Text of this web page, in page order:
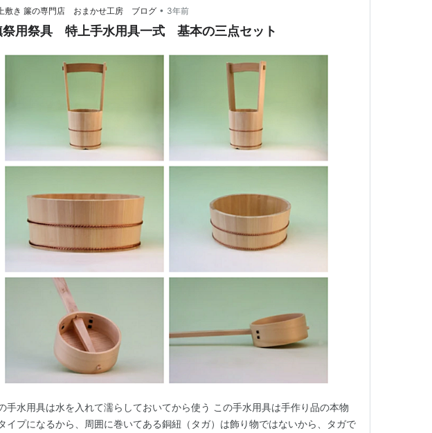
敷き 簾の専門店 おまかせ工房 ブログ • 3年前
祭用祭具 特上手水用具一式 基本の三点セット
手水用具は水を入れて濡らしておいてから使う この手水用具は手作り品の本物
イプになるから、周囲に巻いてある銅紐（タガ）は飾り物ではないから、タガで